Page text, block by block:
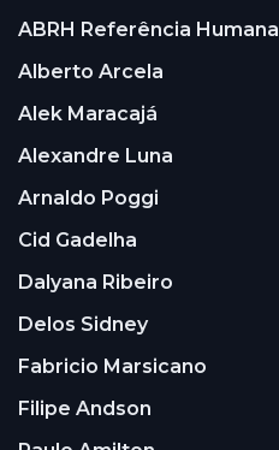
ABRH Referência Humana
Alberto Arcela
Alek Maracajá
Alexandre Luna
Arnaldo Poggi
Cid Gadelha
Dalyana Ribeiro
Delos Sidney
Fabricio Marsicano
Filipe Andson